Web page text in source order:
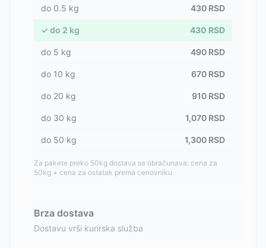
do 0.5 kg 430 RSD
✓ do 2 kg 430 RSD
do 5 kg 490 RSD
do 10 kg 670 RSD
do 20 kg 910 RSD
do 30 kg 1,070 RSD
do 50 kg 1,300 RSD
Za pakete preko 50kg dostava se obračunava: cena za
50kg + cena za ostatak prema cenovniku
Brza dostava
Dostavu vrši kurirska služba